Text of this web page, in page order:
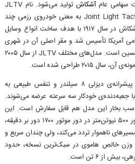
آشکاش
تولید می‌شود. نام JLTV
مخفف عبارت Joint Light Tactical Vehicle به معنی خودروی رزمی چند
منظوره است. خودروسازی آشکاش در سال ۱۹۱۷ با هدف ساخت انواع وسایل
آمریکا تأسیس شد و مقر اصلی آن در شهری
به همین نام در ایالت ویسکانسین است. مدل‌های مختلف JLTV از سال ۲۰۰۵
طراحی شده است.
خودروهای هاموی معمولا با پیشرانه‌ی دیزلی ۸ سیلندر و تنفس طبیعی به
با جعبه‌دنده‌ی خودکار سه سرعته عرضه می‌شوند.
نوع ۶.۵ لیتری و ۱۹۰ اسب بخار این مدل هم قابل سفارش است. این
خودرو با تولید حداکثر گشتاور ۵۰۰ نیوتن‌متر در دور موتور ۱۷۰۰ دور بر دقیقه،
ناهموار تردد می‌کند، ولی چندان سریع و
وزن خالص هاموی در سبک‌ترین نسخه، حدود